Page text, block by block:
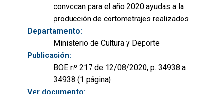
convocan para el año 2020 ayudas a la
producción de cortometrajes realizados
Departamento:
Ministerio de Cultura y Deporte
Publicación:
BOE nº 217 de 12/08/2020, p. 34938 a
34938 (1 página)
Ver documento: